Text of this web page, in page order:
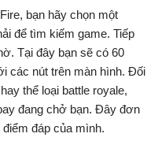
bạn hãy chọn một
để tìm kiếm game. Tiếp
Tại đây bạn sẽ có 60
các nút trên màn hình. Đối
thể loại battle royale,
đang chở bạn. Đây đơn
đáp của mình.